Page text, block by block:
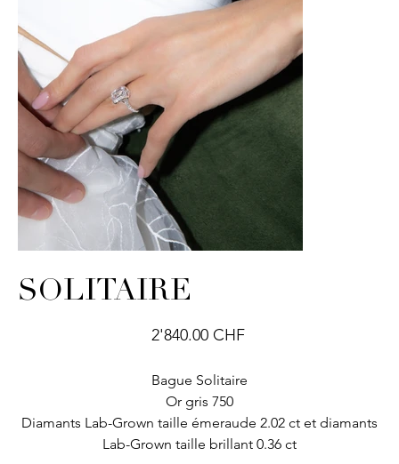
SOLITAIRE
Prix
2'840.00 CHF
Bague Solitaire
Or gris 750
Diamants Lab-Grown taille émeraude 2.02 ct et diamants
Lab-Grown taille brillant 0.36 ct